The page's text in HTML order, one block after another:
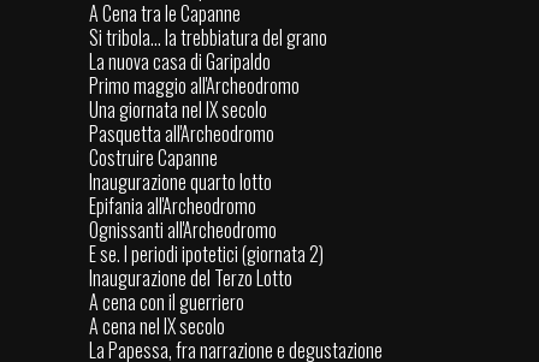
A Cena tra le Capanne
Si tribola... la trebbiatura del grano
La nuova casa di Garipaldo
Primo maggio all'Archeodromo
Una giornata nel IX secolo
Pasquetta all'Archeodromo
Costruire Capanne
Inaugurazione quarto lotto
Epifania all'Archeodromo
Ognissanti all'Archeodromo
E se. I periodi ipotetici (giornata 2)
Inaugurazione del Terzo Lotto
A cena con il guerriero
A cena nel IX secolo
La Papessa, fra narrazione e degustazione